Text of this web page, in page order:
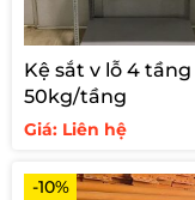
Kệ sắt v lỗ 4
50kg/tầng
Giá: Liên hệ
-10%